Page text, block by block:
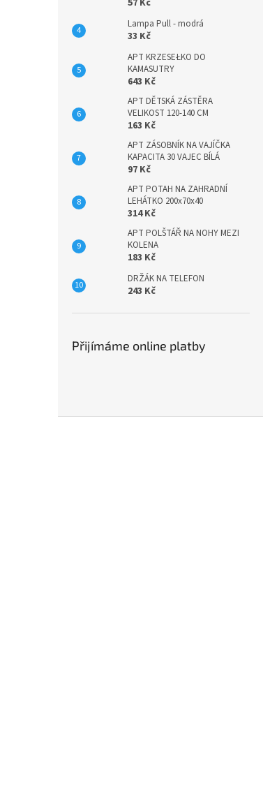
57 Kč
Lampa Pull - modrá
33 Kč
APT KRZESEŁKO DO
KAMASUTRY
643 Kč
APT DĚTSKÁ ZÁSTĚRA
VELIKOST 120-140 CM
163 Kč
APT ZÁSOBNÍK NA VAJÍČKA
KAPACITA 30 VAJEC BÍLÁ
97 Kč
APT POTAH NA ZAHRADNÍ
LEHÁTKO 200x70x40
314 Kč
APT POLŠTÁŘ NA NOHY MEZI
KOLENA
183 Kč
DRŽÁK NA TELEFON
243 Kč
Přijímáme online platby